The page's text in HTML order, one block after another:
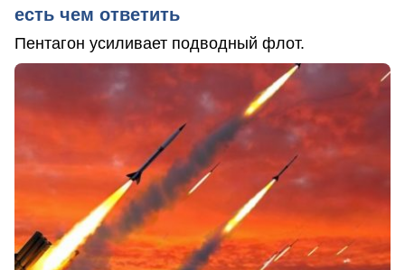
есть чем ответить
Пентагон усиливает подводный флот.